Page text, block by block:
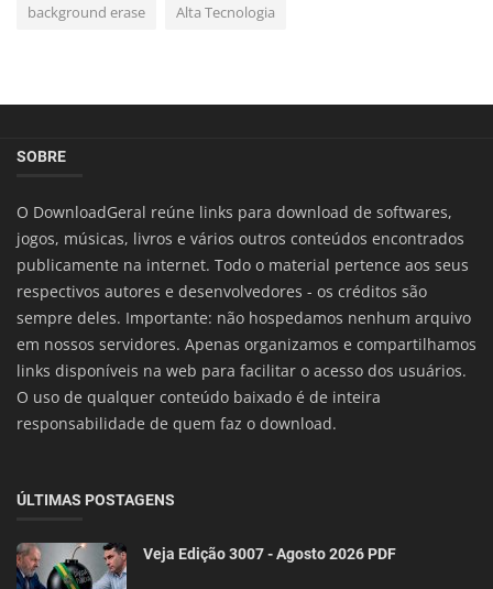
background erase Alta Tecnologia
SOBRE
O DownloadGeral reúne links para download de softwares,
jogos, músicas, livros e vários outros conteúdos encontrados
publicamente na internet. Todo o material pertence aos seus
respectivos autores e desenvolvedores - os créditos são
sempre deles. Importante: não hospedamos nenhum arquivo
em nossos servidores. Apenas organizamos e compartilhamos
links disponíveis na web para facilitar o acesso dos usuários.
O uso de qualquer conteúdo baixado é de inteira
responsabilidade de quem faz o download.
ÚLTIMAS POSTAGENS
Veja Edição 3007 - Agosto 2026 PDF